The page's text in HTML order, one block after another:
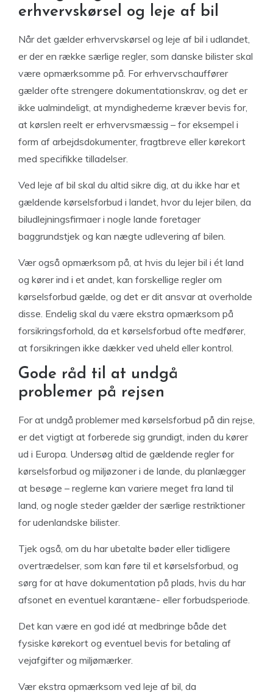
erhvervskørsel og leje af bil
Når det gælder erhvervskørsel og leje af bil i udlandet,
er der en række særlige regler, som danske bilister skal
være opmærksomme på. For erhvervschauffører
gælder ofte strengere dokumentationskrav, og det er
ikke ualmindeligt, at myndighederne kræver bevis for,
at kørslen reelt er erhvervsmæssig – for eksempel i
form af arbejdsdokumenter, fragtbreve eller kørekort
med specifikke tilladelser.
Ved leje af bil skal du altid sikre dig, at du ikke har et
gældende kørselsforbud i landet, hvor du lejer bilen, da
biludlejningsfirmaer i nogle lande foretager
baggrundstjek og kan nægte udlevering af bilen.
Vær også opmærksom på, at hvis du lejer bil i ét land
og kører ind i et andet, kan forskellige regler om
kørselsforbud gælde, og det er dit ansvar at overholde
disse. Endelig skal du være ekstra opmærksom på
forsikringsforhold, da et kørselsforbud ofte medfører,
at forsikringen ikke dækker ved uheld eller kontrol.
Gode råd til at undgå
problemer på rejsen
For at undgå problemer med kørselsforbud på din rejse,
er det vigtigt at forberede sig grundigt, inden du kører
ud i Europa. Undersøg altid de gældende regler for
kørselsforbud og miljøzoner i de lande, du planlægger
at besøge – reglerne kan variere meget fra land til
land, og nogle steder gælder der særlige restriktioner
for udenlandske bilister.
Tjek også, om du har ubetalte bøder eller tidligere
overtrædelser, som kan føre til et kørselsforbud, og
sørg for at have dokumentation på plads, hvis du har
afsonet en eventuel karantæne- eller forbudsperiode.
Det kan være en god idé at medbringe både det
fysiske kørekort og eventuel bevis for betaling af
vejafgifter og miljømærker.
Vær ekstra opmærksom ved leje af bil, da